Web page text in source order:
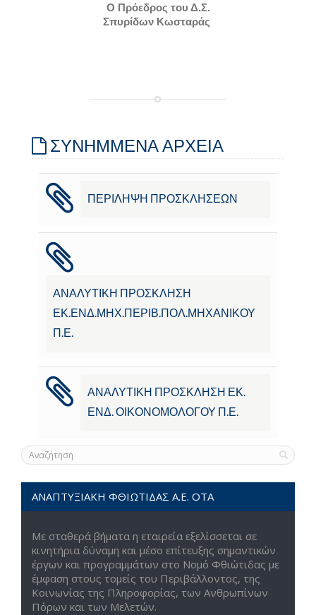
Ο Πρόεδρος του Δ.Σ.
Σπυρίδων Κωσταράς
ΣΥΝΗΜΜΕΝΑ ΑΡΧΕΙΑ
ΠΕΡΙΛΗΨΗ ΠΡΟΣΚΛΗΣΕΩΝ
ΑΝΑΛΥΤΙΚΗ ΠΡΟΣΚΛΗΣΗ
ΕΚ.ΕΝΔ.ΜΗΧ.ΠΕΡΙΒ.ΠΟΛ.ΜΗΧΑΝΙΚΟΥ
Π.Ε.
ΑΝΑΛΥΤΙΚΗ ΠΡΟΣΚΛΗΣΗ ΕΚ.
ΕΝΔ. ΟΙΚΟΝΟΜΟΛΟΓΟΥ Π.Ε.
ΑΝΑΠΤΥΞΙΑΚΗ ΦΘΙΩΤΙΔΑΣ Α.Ε. ΟΤΑ
Με σταθερά βήματα η εταιρεία εξελίσσεται σε
κινητήρια δύναμη και μέσο επίτευξης σημαντικών
έργων και προγραμμάτων στο Νομό Φθιώτιδας με
έμφαση στους τομείς του Περιβάλλοντος, της
Κοινωνίας της Πληροφορίας, των Ανθρωπίνων
Πόρων και των Μελετών.